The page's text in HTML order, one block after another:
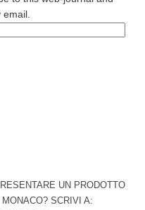
UN PRODOTTO
SCRIVI A: